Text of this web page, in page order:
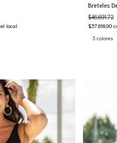
local
Breteles
$46.691,72
$37.818,90
3 colores